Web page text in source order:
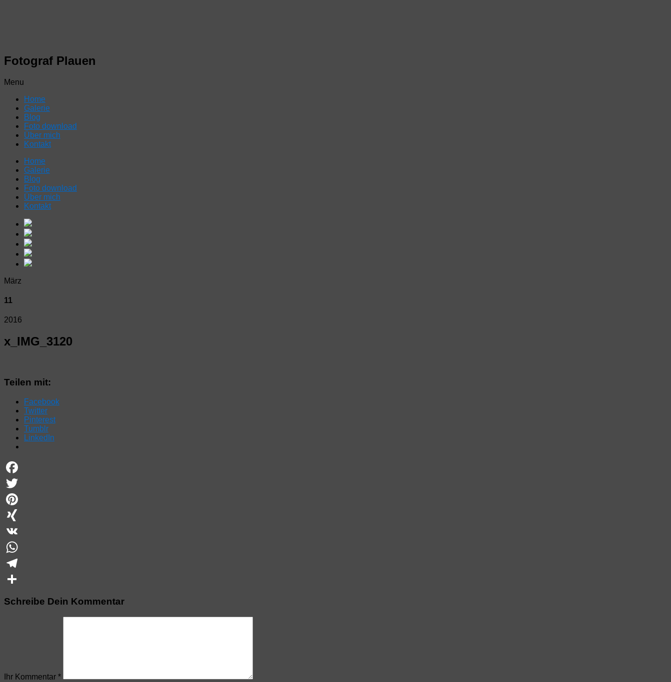
Fotograf Plauen
Menu
Home
Galerie
Blog
Foto download
Über mich
Kontakt
Home
Galerie
Blog
Foto download
Über mich
Kontakt
März
11
2016
x_IMG_3120
Teilen mit:
Facebook
Twitter
Pinterest
Tumblr
LinkedIn
Facebook
Twitter
Pinterest
XING
VK
WhatsApp
Telegram
Schreibe Dein Kommentar
Ihr Kommentar *